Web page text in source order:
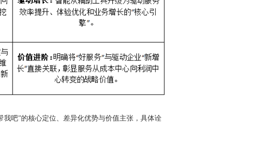
我吧”的核心定位、差异化优势与价值主张，具体诠